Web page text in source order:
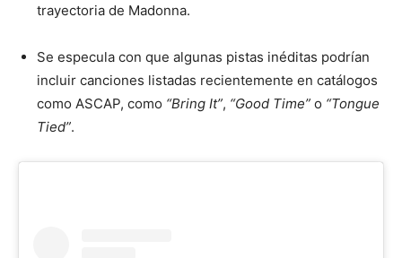
trayectoria de Madonna.
Se especula con que algunas pistas inéditas podrían
incluir canciones listadas recientemente en catálogos
como ASCAP, como “Bring It”, “Good Time” o “Tongue
Tied”.